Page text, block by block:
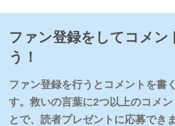
ファン登録をしてコメン
う！
ファン登録を行うとコメントを書
す。救いの言葉に2つ以上のコメ
とで、読者プレゼントに応募でき